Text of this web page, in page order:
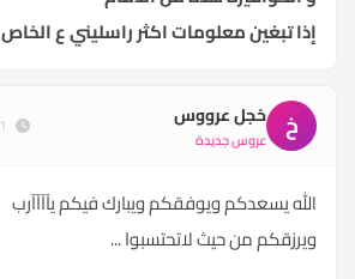
إذا تبغين معلومات اكثر راسليني ع الخاص
خ خجل عرووس
عروس جديدة
الله يسعدكم ويوفقكم ويبارك فيكم يآآآآرب
ويرزقكم من حيث لاتحتسبوا ...